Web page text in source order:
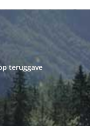
teruggave